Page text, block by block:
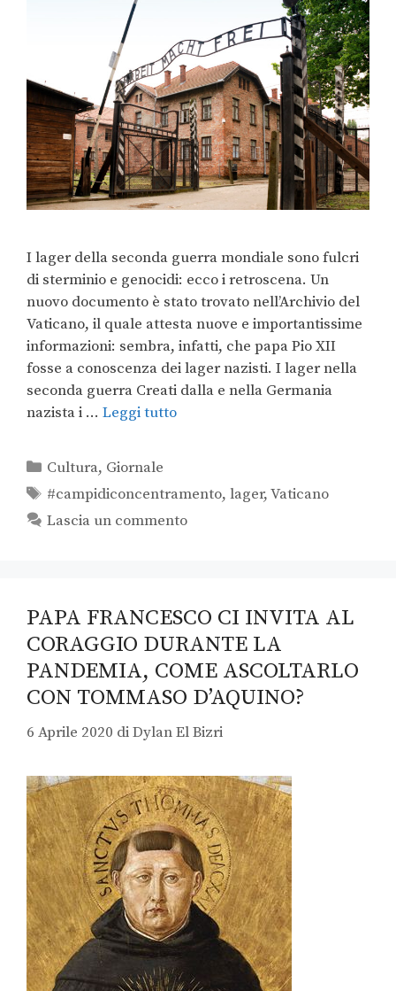
I lager della seconda guerra mondiale sono fulcri
di sterminio e genocidi: ecco i retroscena. Un
nuovo documento è stato trovato nell’Archivio del
Vaticano, il quale attesta nuove e importantissime
informazioni: sembra, infatti, che papa Pio XII
fosse a conoscenza dei lager nazisti. I lager nella
seconda guerra Creati dalla e nella Germania
nazista i … Leggi tutto
Cultura, Giornale
#campidiconcentramento,lager,Vaticano
Lascia un commento
PAPA FRANCESCO CI INVITA AL
CORAGGIO DURANTE LA
PANDEMIA, COME ASCOLTARLO
CON TOMMASO D’AQUINO?
6 Aprile 2020 diDylan El Bizri